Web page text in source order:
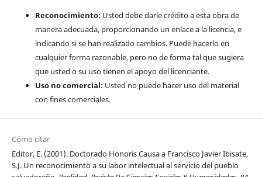
Reconocimiento:Usted debe darle crédito a esta obra de
manera adecuada, proporcionando un enlace a la licencia, e
indicando si se han realizado cambios. Puede hacerlo en
cualquier forma razonable, pero no de forma tal que sugiera
que usted o su uso tienen el apoyo del licenciante.
Uso no comercial:Usted no puede hacer uso del material
con fines comerciales.
Cómo citar
Editor, E. (2001). Doctorado Honoris Causa a Francisco Javier Ibisate,
S.J. Un reconocimiento a su labor intelectual al servicio del pueblo